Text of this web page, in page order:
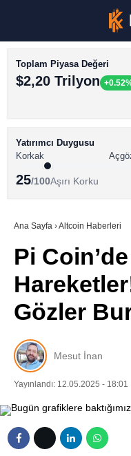
BİTCOİN HABERLERİ
ALTCOİN HABERLERİ
SÖZLÜK
Toplam Piyasa Değeri
$2,20 Trilyon
Yatırımcı Duygusu
Korkak
25/100Aşırı Korku
Ana Sayfa ›Altcoin Haberleri
Pi Coin’de
Gözler
Mesut İnan
Yayınlandı: 12.05.2025 - 18:01